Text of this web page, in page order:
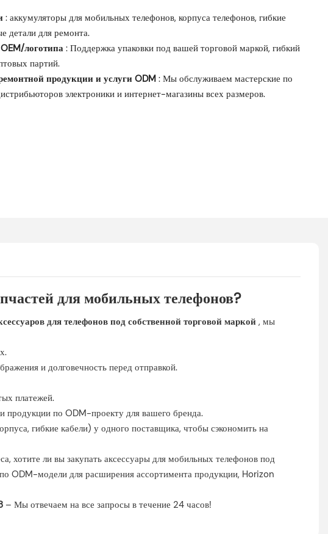
: аккумуляторы для мобильных телефонов, корпуса телефонов, гибкие
детали для ремонта.
логотипа ‌: Поддержка упаковки под вашей торговой маркой, гибкий
партий.
продукции и услуги ODM : Мы обслуживаем мастерские по
электроники и интернет-магазины всех размеров.
для мобильных телефонов?
для телефонов под собственной торговой маркой , мы
и долговечность перед отправкой.
платежей.
продукции по ODM-проекту для вашего бренда.
гибкие кабели) у одного поставщика, чтобы сэкономить на
хотите ли вы закупать аксессуары для мобильных телефонов под
ODM-модели для расширения ассортимента продукции, Horizon
– Мы отвечаем на все запросы в течение 24 часов!